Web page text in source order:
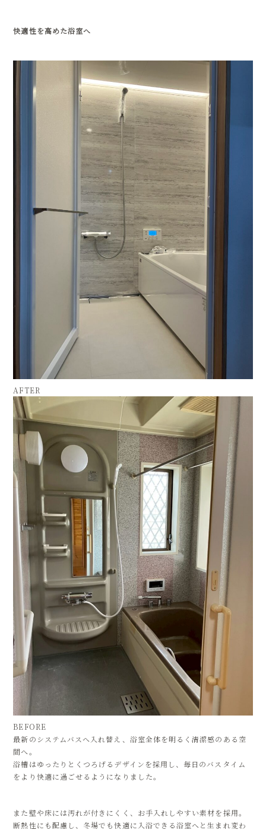
快適性を高めた浴室へ
AFTER
BEFORE
最新のシステムバスへ入れ替え、浴室全体を明るく清潔感のある空
間へ。
浴槽はゆったりとくつろげるデザインを採用し、毎日のバスタイム
をより快適に過ごせるようになりました。
また壁や床には汚れが付きにくく、お手入れしやすい素材を採用。
断熱性にも配慮し、冬場でも快適に入浴できる浴室へと生まれ変わ